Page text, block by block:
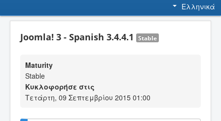
Ελληνικά
Joomla! 3 - Spanish 3.4.4.1 Stable
Maturity
Stable
Κυκλοφορήσε στις
Τετάρτη, 09 Σεπτεμβρίου 2015 01:00